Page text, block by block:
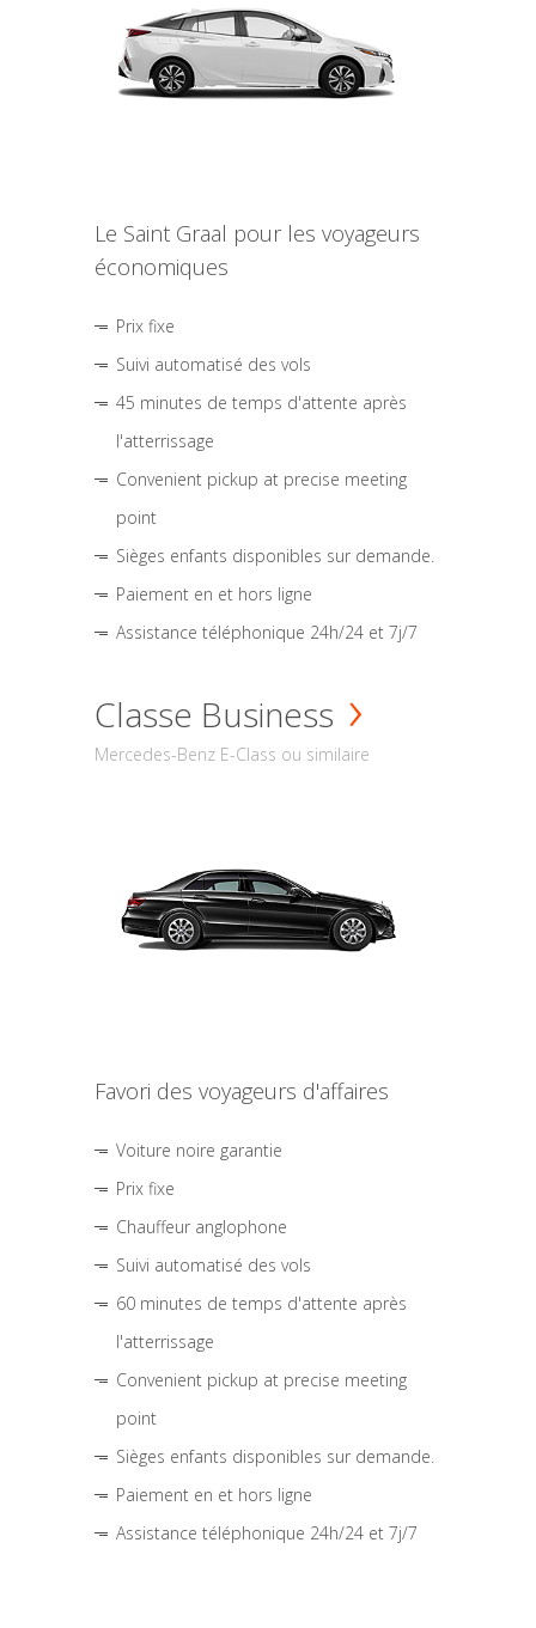
Le Saint Graal pour les voyageurs
économiques
Prix fixe
Suivi automatisé des vols
45 minutes de temps d'attente après
l'atterrissage
Convenient pickup at precise meeting
point
Sièges enfants disponibles sur demande.
Paiement en et hors ligne
Assistance téléphonique 24h/24 et 7j/7
Classe Business
Mercedes-Benz E-Class ou similaire
Favori des voyageurs d'affaires
Voiture noire garantie
Prix fixe
Chauffeur anglophone
Suivi automatisé des vols
60 minutes de temps d'attente après
l'atterrissage
Convenient pickup at precise meeting
point
Sièges enfants disponibles sur demande.
Paiement en et hors ligne
Assistance téléphonique 24h/24 et 7j/7